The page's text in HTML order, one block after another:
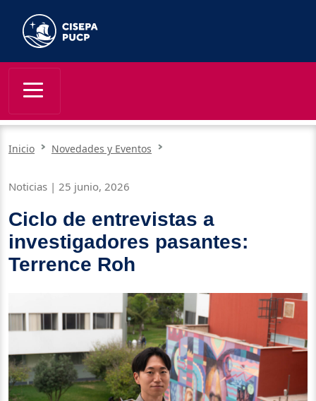
Inicio Novedades y Eventos
Noticias | 25 junio, 2026
Ciclo de entrevistas a
investigadores pasantes:
Terrence Roh